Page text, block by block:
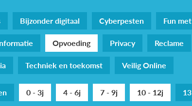
Bijzonder digitaal Cyberpesten Fun
Opvoeding Privacy Reclame
Techniek en toekomst Veilig Online
0 - 3j 4 - 6j 7 - 9j 10 - 12j